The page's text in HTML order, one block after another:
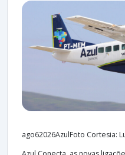
ago62026AzulFoto Cortesia: